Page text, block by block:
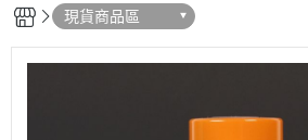
現貨商品區